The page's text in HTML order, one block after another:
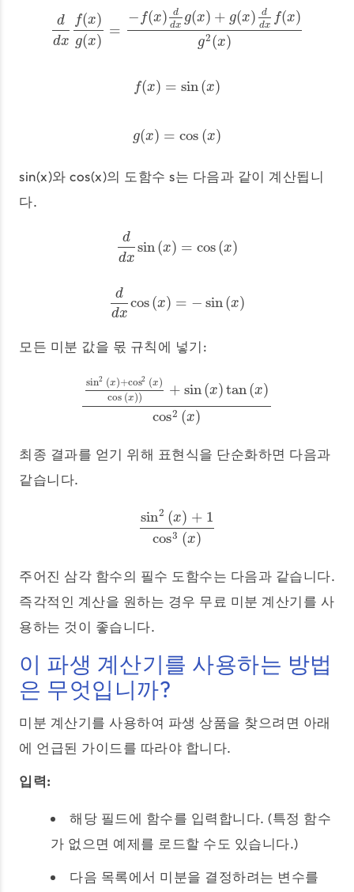
d
dx
f(x)
g(x)
=
− f(x)
d
dx
g(x) + g(x)
d
dx
f(x)
g2(x)
ddxf(x)g( x)= −f(x)ddxg(x)+g(x)ddxf(x)g2(x)
f(x) = sin(x)
f(x )=sin(x)
g(x) = cos (x)
g(x )=cos(x)
sin(x)와 cos(x)의 도함수 s는 다음과 같이 계산됩니
다.
d
dx
sin(x) = cos(x)
ddxsin(x )=cos(x)
d
dx
cos(x) = − sin(x)
ddxcos( x)= −sin(x)
모든 미분 값을 몫 규칙에 넣기:
sin2 (x)+cos2 (x)
cos (x)) + sin(x)tan(x)
cos2 (x)
sin2(x)+cos2(x)cos(x))+sin(x)tan(x
최종 결과를 얻기 위해 표현식을 단순화하면 다음과
같습니다.
sin2 (x) + 1
cos3 (x)
sin2(x)+1cos3
주어진 삼각 함수의 필수 도함수는 다음과 같습니다.
즉각적인 계산을 원하는 경우 무료 미분 계산기를 사
용하는 것이 좋습니다.
이 파생 계산기를 사용하는 방법
은 무엇입니까?
미분 계산기를 사용하여 파생 상품을 찾으려면 아래
에 언급된 가이드를 따라야 합니다.
입력:
해당 필드에 함수를 입력합니다. (특정 함수
가 없으면 예제를 로드할 수도 있습니다.)
다음 목록에서 미분을 결정하려는 변수를